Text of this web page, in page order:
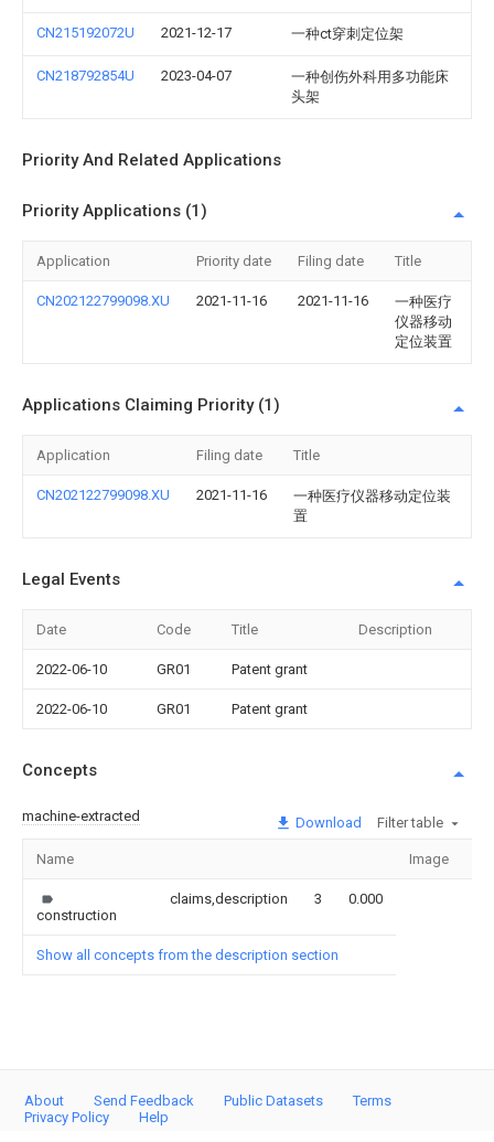
CN215192072U 2021-12-17 一种ct穿刺定位架
CN218792854U 2023-04-07
一种创伤外科用多功能床
头架
Priority And Related Applications
Priority Applications (1)
Application Priority date Filing date Title
CN202122799098.XU 2021-11-16 2021-11-16
一种医疗
仪器移动
定位装置
Applications Claiming Priority (1)
Application Filing date Title
CN202122799098.XU 2021-11-16
一种医疗仪器移动定位装
置
Legal Events
Date Code Title Description
2022-06-10 GR01 Patent grant
2022-06-10 GR01 Patent grant
Concepts
machine-extracted Download Filter table
Name Image
construction
claims,description 3 0.000
Show all concepts from the description section
About Send Feedback Public Datasets
Terms
Privacy Policy
Help